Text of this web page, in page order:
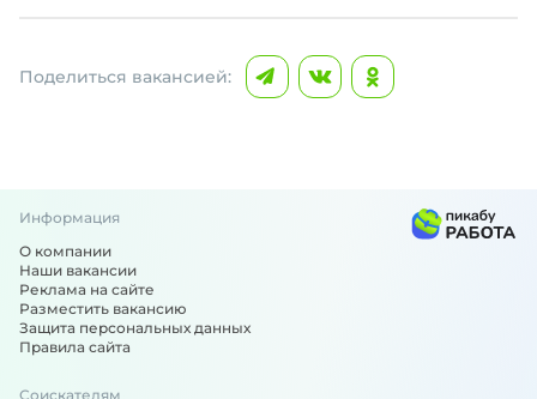
Поделиться вакансией:
Информация
О компании
Наши вакансии
Реклама на сайте
Разместить вакансию
Защита персональных данных
Правила сайта
Соискателям